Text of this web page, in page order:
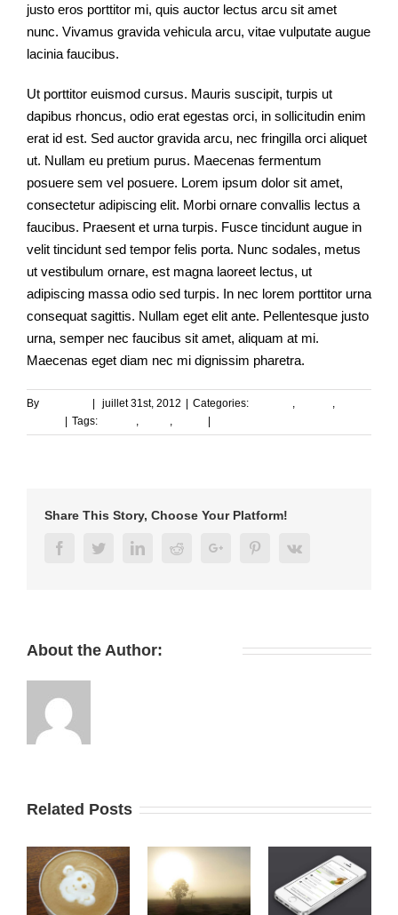
justo eros porttitor mi, quis auctor lectus arcu sit amet
nunc. Vivamus gravida vehicula arcu, vitae vulputate augue
lacinia faucibus.
Ut porttitor euismod cursus. Mauris suscipit, turpis ut
dapibus rhoncus, odio erat egestas orci, in sollicitudin enim
erat id est. Sed auctor gravida arcu, nec fringilla orci aliquet
ut. Nullam eu pretium purus. Maecenas fermentum
posuere sem vel posuere. Lorem ipsum dolor sit amet,
consectetur adipiscing elit. Morbi ornare convallis lectus a
faucibus. Praesent et urna turpis. Fusce tincidunt augue in
velit tincidunt sed tempor felis porta. Nunc sodales, metus
ut vestibulum ornare, est magna laoreet lectus, ut
adipiscing massa odio sed turpis. In nec lorem porttitor urna
consequat sagittis. Nullam eget elit ante. Pellentesque justo
urna, semper nec faucibus sit amet, aliquam at mi.
Maecenas eget diam nec mi dignissim pharetra.
By | juillet 31st, 2012 | Categories:
| Tags: |
Share This Story, Choose Your Platform!
FacebookTwitterLinkedinRedditGoogle+ PinterestVk
About the Author:
Related Posts